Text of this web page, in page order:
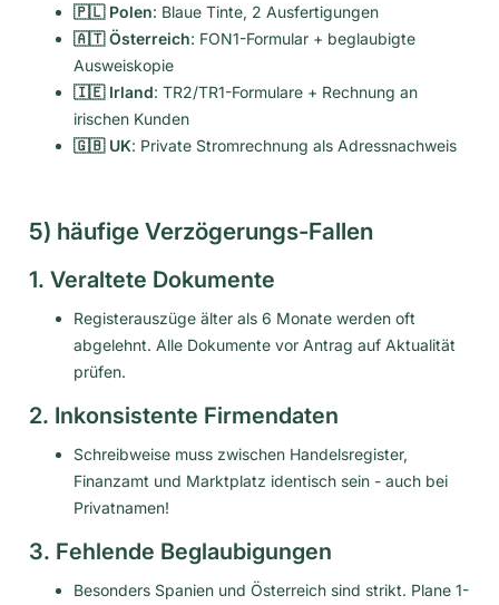
🇵🇱 Polen: Blaue Tinte, 2 Ausfertigungen
🇦🇹 Österreich: FON1-Formular + beglaubigte
Ausweiskopie
🇮🇪 Irland: TR2/TR1-Formulare + Rechnung an
irischen Kunden
🇬🇧 UK: Private Stromrechnung als Adressnachweis
5) häufige Verzögerungs-Fallen
1. Veraltete Dokumente
Registerauszüge älter als 6 Monate werden oft
abgelehnt. Alle Dokumente vor Antrag auf Aktualität
prüfen.
2. Inkonsistente Firmendaten
Schreibweise muss zwischen Handelsregister,
Finanzamt und Marktplatz identisch sein - auch bei
Privatnamen!
3. Fehlende Beglaubigungen
Besonders Spanien und Österreich sind strikt. Plane 1-